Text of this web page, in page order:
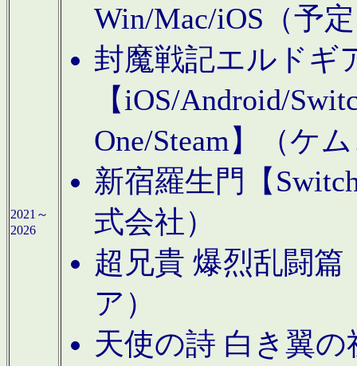
2021～
2026
Win/Mac/iOS（予
封魔戦記エルドギ
【iOS/Android/
One/Steam】（ケ
新宿羅生門【
式会社）
超兄貴 爆烈乱闘篇
ア）
天使の詩 白き翼